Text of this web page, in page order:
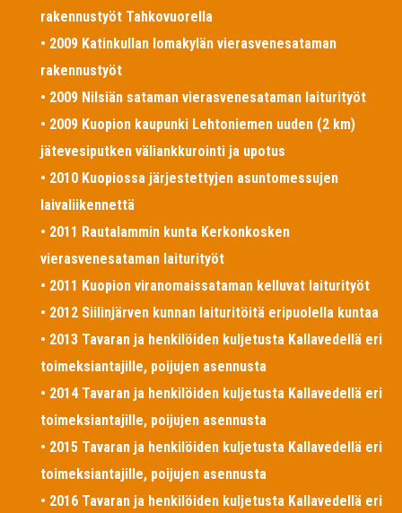
rakennustyöt Tahkovuorella
• 2009 Katinkullan lomakylän vierasvenesataman
rakennustyöt
• 2009 Nilsiän sataman vierasvenesataman laiturityöt
• 2009 Kuopion kaupunki Lehtoniemen uuden (2 km)
jätevesiputken väliankkurointi ja upotus
• 2010 Kuopiossa järjestettyjen asuntomessujen
laivaliikennettä
• 2011 Rautalammin kunta Kerkonkosken
vierasvenesataman laiturityöt
• 2011 Kuopion viranomaissataman kelluvat laiturityöt
• 2012 Siilinjärven kunnan laituritöitä eripuolella kuntaa
• 2013 Tavaran ja henkilöiden kuljetusta Kallavedellä eri
toimeksiantajille, poijujen asennusta
• 2014 Tavaran ja henkilöiden kuljetusta Kallavedellä eri
toimeksiantajille, poijujen asennusta
• 2015 Tavaran ja henkilöiden kuljetusta Kallavedellä eri
toimeksiantajille, poijujen asennusta
• 2016 Tavaran ja henkilöiden kuljetusta Kallavedellä eri